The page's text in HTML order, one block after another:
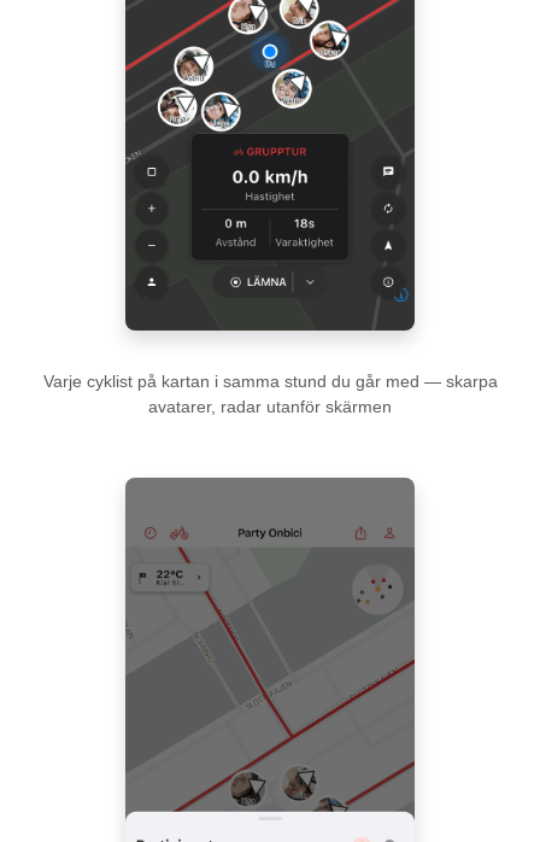
Varje cyklist på kartan i samma stund du går med — skarpa
avatarer, radar utanför skärmen